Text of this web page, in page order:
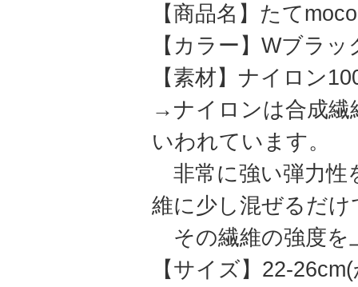
【商品名】たて
【カラー】Wブラッ
【素材】ナイロン
→ナイロンは合成繊
いわれています。
非常に強い弾力性
維に少し混ぜるだけ
その繊維の強度を
【サイズ】22-